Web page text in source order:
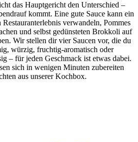
das Hauptgericht den Unterschied –
kommt. Eine gute Sauce kann ein
verwandeln, Pommes
und selbst gedünsteten Brokkoli auf
Wir stellen dir vier Saucen vor, die du
würzig, fruchtig-aromatisch oder
– für jeden Geschmack ist etwas dabei.
sich in wenigen Minuten zubereiten
aus unserer Kochbox.